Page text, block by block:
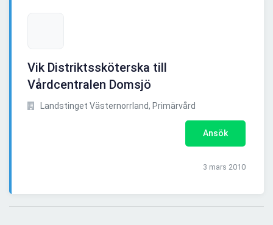
Vik Distriktssköterska till
Vårdcentralen Domsjö
Landstinget Västernorrland, Primärvård
Ansök
3 mars 2010